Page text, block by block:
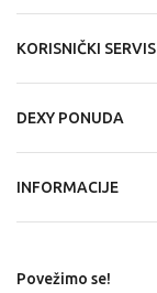
KORISNIČKI SERVIS
DEXY PONUDA
INFORMACIJE
Povežimo se!